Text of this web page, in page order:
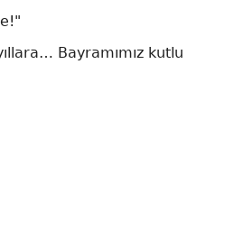
Bayramımız kutlu